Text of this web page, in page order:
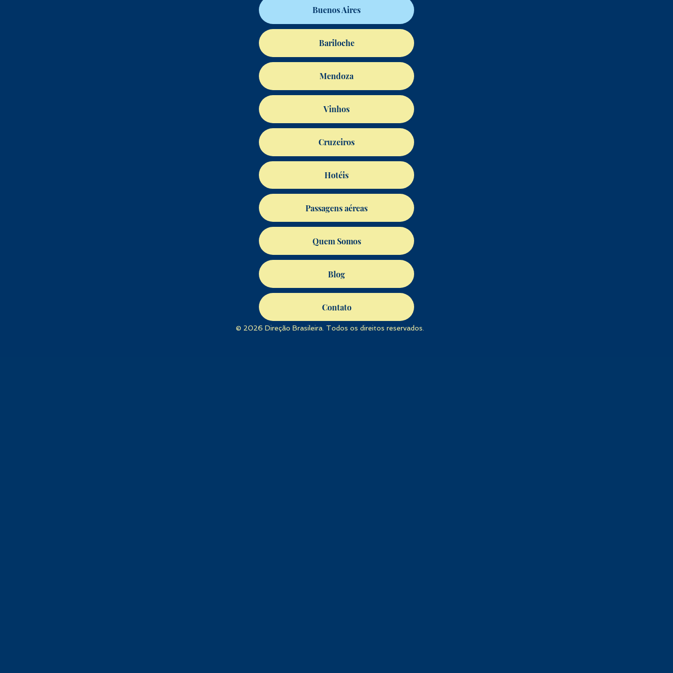
Buenos Aires
Bariloche
Mendoza
Vinhos
Cruzeiros
Hotéis
Passagens aéreas
Quem Somos
Blog
Contato
© 2026 Direção Brasileira. Todos os direitos reservados.